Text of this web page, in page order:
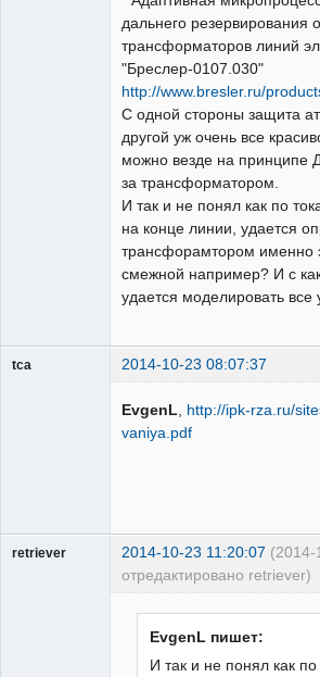
дальнего резервирования
трансформаторов линий
"Бреслер-0107.030"
http://www.bresler.ru/
С одной стороны защита
другой уж очень все
можно везде на принципе
за трансформатором.
И так и не понял как по
на конце линии, удается
трансфорамтором именно
смежной например? И с
удается моделировать все
tca 2014-10-23 08:07:37
EvgenL
http://ipk-rza.ru/
vaniya.pdf
retriever 2014-10-23 11:20:07 (2014-
отредактировано retriever)
EvgenL пишет:
И так и не понял как